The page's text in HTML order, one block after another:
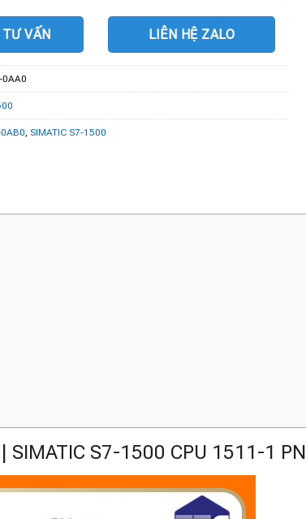
VẤN LIÊN HỆ ZALO
0AA0
SIMATIC S7-1500
S7-1500 CPU 1511-1 PN